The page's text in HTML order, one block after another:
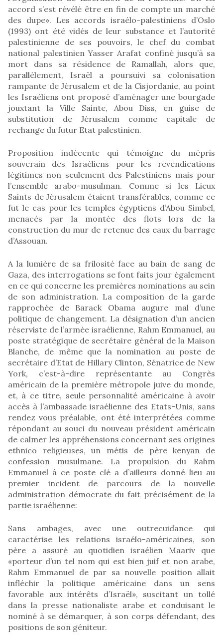
accord s’est révélé être en fin de compte un marché
des dupe». Les accords israélo-palestiniens d’Oslo
(1993) ont été vidés de leur substance et l’autorité
palestinienne de ses pouvoirs, le chef du combat
national palestinien Yasser Arafat confiné jusqu’à sa
mort dans sa résidence de Ramallah, alors que,
parallèlement, Israël a poursuivi sa colonisation
rampante de Jérusalem et de la Cisjordanie, au point
les Israéliens ont proposé d’aménager une bourgade
jouxtant la Ville Sainte, Abou Diss, en guise de
substitution de Jérusalem comme capitale de
rechange du futur Etat palestinien.
Proposition indécente qui témoigne du mépris
souverain des Israéliens pour les revendications
légitimes non seulement des Palestiniens mais pour
l’ensemble arabo-musulman. Comme si les Lieux
Saints de Jérusalem étaient transférables, comme ce
fut le cas pour les temples égyptiens d’Abou Simbel,
menacés par la montée des flots lors de la
construction du mur de retenue des eaux du barrage
d’Assouan.
A la lumière de sa frilosité face au bain de sang de
Gaza, des interrogations se font faits jour également
en ce qui concerne les premières nominations au sein
de son administration. La composition de la garde
rapprochée de Barack Obama augure mal d’une
politique de changement. La désignation d’un ancien
réserviste de l’armée israélienne, Rahm Emmanuel, au
poste stratégique de secrétaire général de la Maison
Blanche, de même que la nomination au poste de
secrétaire d’Etat de Hillary Clinton, Sénatrice de New
York, c’est-à-dire représentante au Congrès
américain de la première métropole juive du monde,
et, à ce titre, seule personnalité américaine à avoir
accès à l’ambassade israélienne des Etats-Unis, sans
rendez vous préalable, ont été interprétées comme
répondant au souci du nouveau président américain
de calmer les appréhensions concernant ses origines
ethnico religieuses, un métis de père kenyan de
confession musulmane. La propulsion du Rahm
Emmanuel à ce poste clé a d’ailleurs donné lieu au
premier incident de parcours de la nouvelle
administration démocrate du fait précisément de la
partie israélienne:
Sans ambages, avec une outrecuidance qui
caractérise les relations israélo-américaines, son
père a assuré au quotidien israélien Maariv que
«porteur d’un tel nom qui est bien juif et non arabe,
Rahm Emmanuel de par sa nouvelle position allait
infléchir la politique américaine dans un sens
favorable aux intérêts d’Israël», suscitant un tollé
dans la presse nationaliste arabe et conduisant le
nominé à se démarquer, à son corps défendant, des
positions de son géniteur.